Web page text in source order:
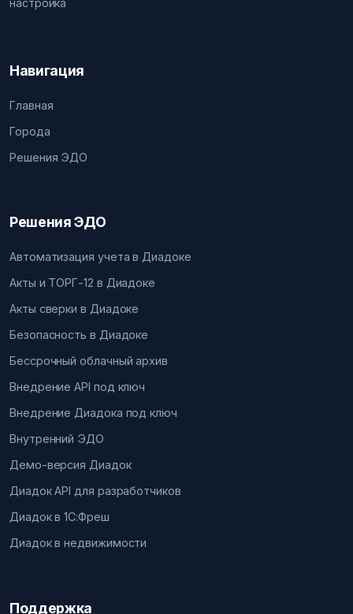
Навигация
Главная
Города
Решения ЭДО
Решения ЭДО
Автоматизация учета в Диадоке
Акты и ТОРГ-12 в Диадоке
Акты сверки в Диадоке
Безопасность в Диадоке
Бессрочный облачный архив
Внедрение API под ключ
Внедрение Диадока под ключ
Внутренний ЭДО
Демо-версия Диадок
Диадок API для разработчиков
Диадок в 1С:Фреш
Диадок в недвижимости
Поддержка